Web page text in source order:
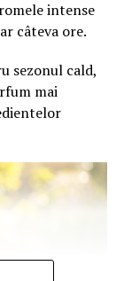
intense
câteva ore.
sezonul cald,
mai